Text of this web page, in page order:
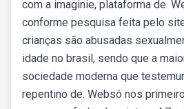
com a imaginie, plataforma de.
conforme pesquisa feita pelo
crianças são abusadas
idade no brasil, sendo que a
sociedade moderna que
repentino de. Websó nos